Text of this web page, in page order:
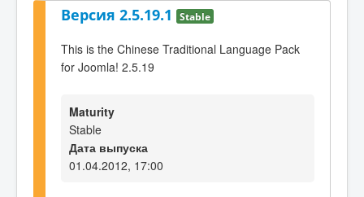
Версия 2.5.19.1 Stable
This is the Chinese Traditional Language Pack
for Joomla! 2.5.19
Maturity
Stable
Дата выпуска
01.04.2012, 17:00